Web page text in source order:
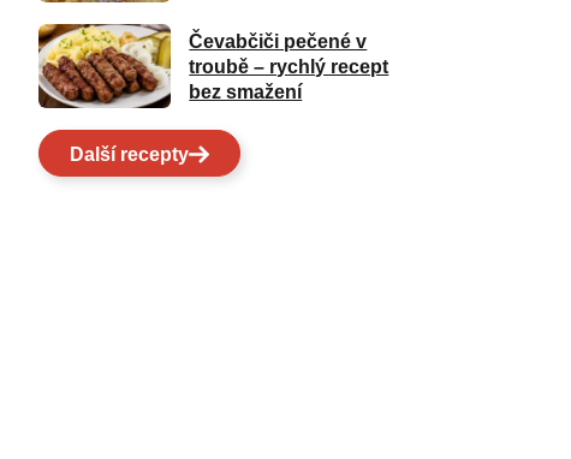
Čevabčiči pečené v
troubě – rychlý recept
bez smažení
Další recepty